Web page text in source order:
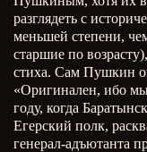
разглядеть с
меньшей степени,
старшие по
стиха. Сам Пушкин
«Оригинален, ибо
году, когда
Егерский полк,
генерал-адъютанта